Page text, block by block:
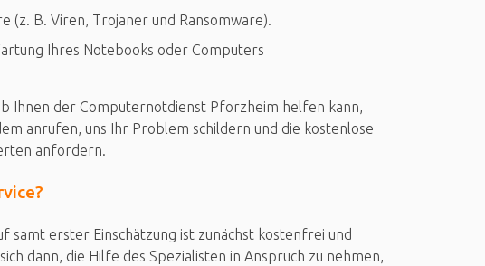
(z. B. Viren, Trojaner und Ransomware).
Ihres Notebooks oder Computers
Ihnen der Computernotdienst Pforzheim helfen kann,
anrufen, uns Ihr Problem schildern und die kostenlose
anfordern.
samt erster Einschätzung ist zunächst kostenfrei und
dann, die Hilfe des Spezialisten in Anspruch zu nehmen,